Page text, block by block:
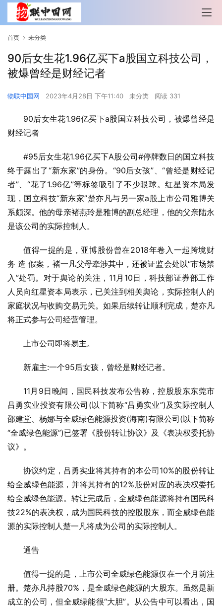
首页 未分类
90后女生花1.96亿买下a股国立科技公司，
被爆曾经是财经记者
物联中国网 2023年4月28日 下午11:40 未分类 阅读 331
90后女生花1.96亿买下a股国立科技公司，被爆曾经是
财经记者
#95后女生花1.96亿买下A股公司#停牌数日的国立科技
终于露出了“新东家”的身份。“90后女孩”、“曾经是财经记
者”、“花了1.96亿”等标签吸引了不少眼球。红星资本局发
现，国立科技“新东家”楚亦凡与另一家a股上市公司雅博关
系颇深。他的母亲褚燕玲是雅博的副总经理，他的父亲陆永
是该公司的实际控制人。
值得一提的是，亚博股份曾在2018年卷入一起跨境财
务 造 假案，褚一凡父母牵涉其中，还被证监会处以“市场禁
入”处罚。对于舆论的关注，11月10日，科技部证券部工作
人员向红星资本局表示，已关注到相关舆论，实际控制人的
家庭状况与收购交易无关。如果后续转让顺利完成，楚亦凡
将正式参与公司经营管理。
上市公司即将易主。
新雇主:一个95后女孩，曾经是财经记者。
11月9日晚间，国民科技发布公告称，控股股东东莞市
吕勇实业投资有限公司(以下简称“吕勇实业”)及实际控制人
邵建堂、杨娜与全威绿色能源投资(海南)有限公司(以下简称
“全威绿色能源”)已签署《股份转让协议》及《表决权委托协
议》。
协议约定，吕勇实业将其持有的本公司10%的股份转让
给全威绿色能源，并将其持有的12%股份对应的表决权委托
给全威绿色能源。转让完成后，全威绿色能源将持有国民科
技22%的表决权，成为国民科技的控股股东，而全威绿色能
源的实际控制人楚一凡将成为公司的实际控制人。
通告
值得一提的是，上市公司全威绿色能源仅在一个月前注
册。楚亦凡持股70%，是全威绿色能源的大股东。虽然是新
成立的公司，但全威绿能很“大胆”。从公告中可以看出，国